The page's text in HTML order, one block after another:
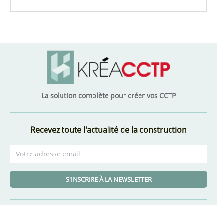
La solution complète pour créer vos CCTP
Recevez toute l'actualité de la construction
S'INSCRIRE À LA NEWSLETTER